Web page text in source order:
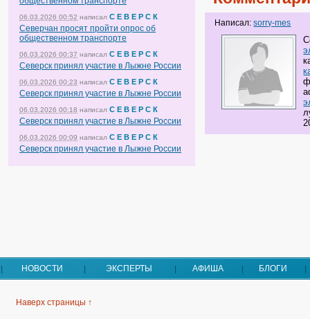
06.03.2026 00:52 написал С Е В Е Р С К
Северчан просят пройти опрос об
общественном транспорте
06.03.2026 00:37 написал С Е В Е Р С К
Северск принял участие в Лыжне России
06.03.2026 00:23 написал С Е В Е Р С К
Северск принял участие в Лыжне России
06.03.2026 00:18 написал С Е В Е Р С К
Северск принял участие в Лыжне России
06.03.2026 00:09 написал С Е В Е Р С К
Северск принял участие в Лыжне России
Написал:sorry-mes
НОВОСТИ ЭКСПЕРТЫ АФИША БЛОГИ
Наверх страницы ↑